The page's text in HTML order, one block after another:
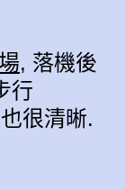
, 落機後
行
很清晰.